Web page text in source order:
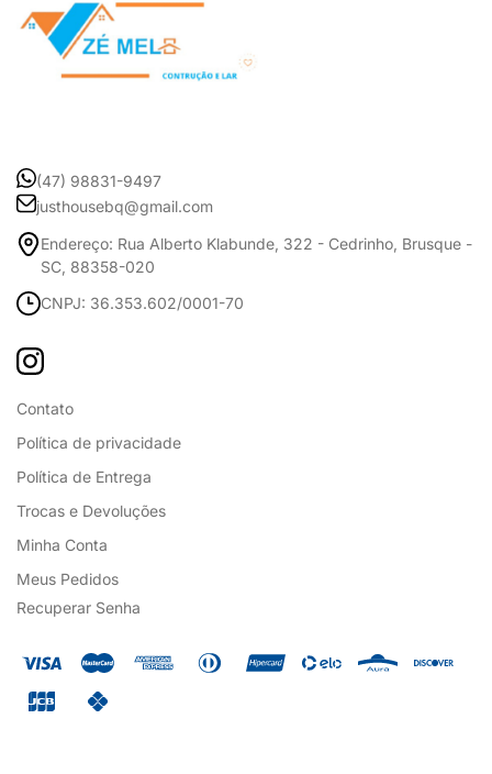
(47) 98831-9497
justhousebq@gmail.com
Endereço: Rua Alberto Klabunde, 322 - Cedrinho, Brusque -
SC, 88358-020
CNPJ: 36.353.602/0001-70
Contato
Política de privacidade
Política de Entrega
Trocas e Devoluções
Minha Conta
Meus Pedidos
Recuperar Senha